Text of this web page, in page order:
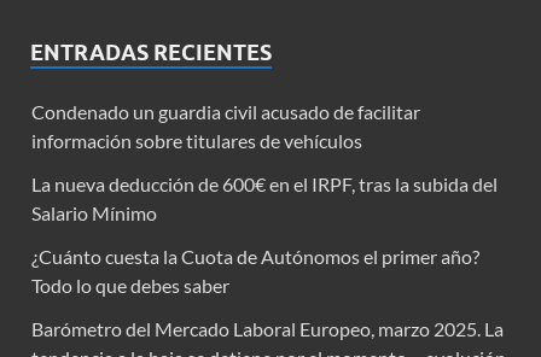
ENTRADAS RECIENTES
Condenado un guardia civil acusado de facilitar
información sobre titulares de vehículos
La nueva deducción de 600€ en el IRPF, tras la subida del
Salario Mínimo
¿Cuánto cuesta la Cuota de Autónomos el primer año?
Todo lo que debes saber
Barómetro del Mercado Laboral Europeo, marzo 2025. La